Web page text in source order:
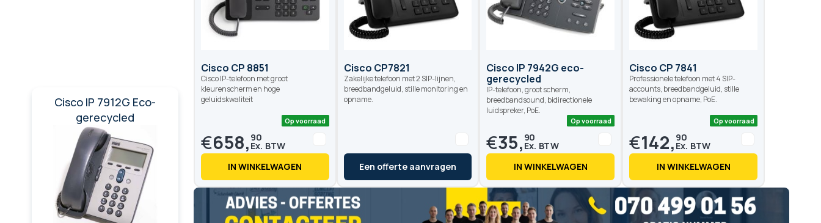
Cisco CP 8851
Cisco IP-telefoon met groot
kleurenscherm en hoge
geluidskwaliteit
Op voorraad
€658, 90
IN WINKELWAGEN
Cisco CP7821
Zakelijke telefoon met 2 SIP-lijnen,
breedbandgeluid, stille monitoring en
opname.
Een offerte aanvragen
Cisco IP 7942G eco-
gerecycled
IP-telefoon, groot scherm,
breedbandsound, bidirectionele
luidspreker, PoE.
Op voorraad
€35, 90
IN WINKELWAGEN
Cisco CP 7841
Professionele telefoon met 4 SIP-
accounts, breedbandgeluid, stille
bewaking en opname, PoE.
€142, 90
IN WINKELWAGEN
Cisco IP 7912G Eco-
gerecycled